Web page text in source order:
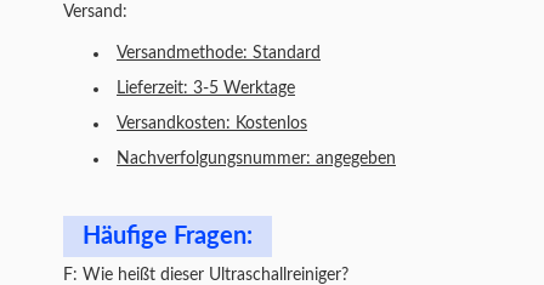
Versand:
Versandmethode: Standard
Lieferzeit: 3-5 Werktage
Versandkosten: Kostenlos
Nachverfolgungsnummer: angegeben
Häufige Fragen:
F: Wie heißt dieser Ultraschallreiniger?